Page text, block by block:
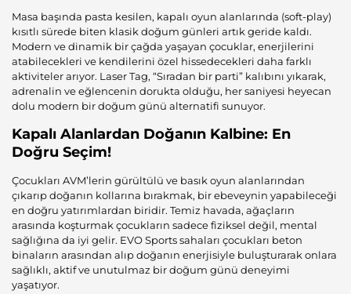
Masa başında pasta kesilen, kapalı oyun alanlarında (soft-play)
kısıtlı sürede biten klasik doğum günleri artık geride kaldı.
Modern ve dinamik bir çağda yaşayan çocuklar, enerjilerini
atabilecekleri ve kendilerini özel hissedecekleri daha farklı
aktiviteler arıyor. Laser Tag, “Sıradan bir parti” kalıbını yıkarak,
adrenalin ve eğlencenin dorukta olduğu, her saniyesi heyecan
dolu modern bir doğum günü alternatifi sunuyor.
Kapalı Alanlardan Doğanın Kalbine: En
Doğru Seçim!
Çocukları AVM’lerin gürültülü ve basık oyun alanlarından
çıkarıp doğanın kollarına bırakmak, bir ebeveynin yapabileceği
en doğru yatırımlardan biridir. Temiz havada, ağaçların
arasında koşturmak çocukların sadece fiziksel değil, mental
sağlığına da iyi gelir. EVO Sports sahaları çocukları beton
binaların arasından alıp doğanın enerjisiyle buluşturarak onlara
sağlıklı, aktif ve unutulmaz bir doğum günü deneyimi
yaşatıyor.